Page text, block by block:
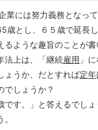
業には努力義務となって
歳とし、６５歳で延長
るような趣旨のことが
法上は、「継続雇用 」
ょうか、だとすれば定年
でしょうか？
です。」と答えるでし